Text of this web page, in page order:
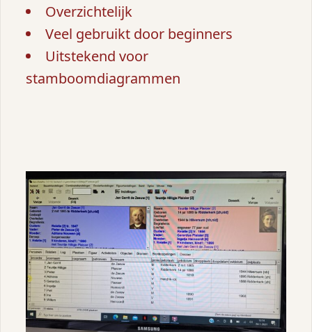
Overzichtelijk
Veel gebruikt door beginners
Uitstekend voor
stamboomdiagrammen